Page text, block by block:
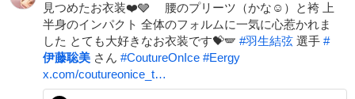
見つめたお衣装❤️🩶 腰のプリーツ（かな☺️）と袴 上
半身のインパクト 全体のフォルムに一気に心惹かれま
した とても大好きなお衣装です💝🪽 #羽生結弦 選手 #
伊藤聡美 さん #CoutureOnIce #Eergy
x.com/coutureonice_t…